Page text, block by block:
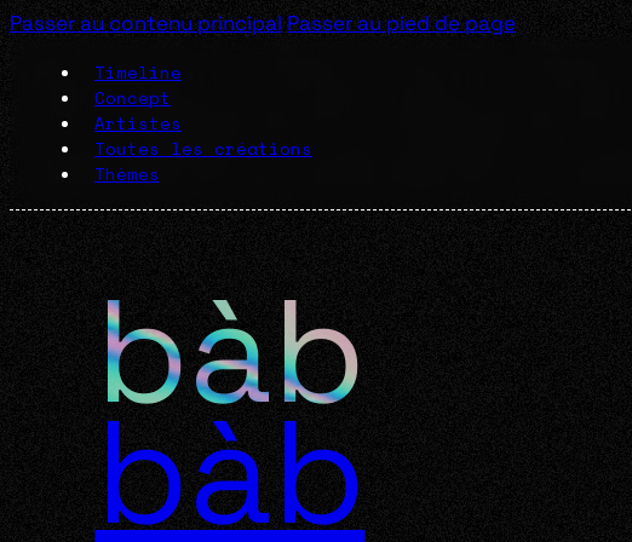
Passer au contenu principal Passer au pied de page
Timeline
Concept
Artistes
Toutes les créations
Thèmes
bàb